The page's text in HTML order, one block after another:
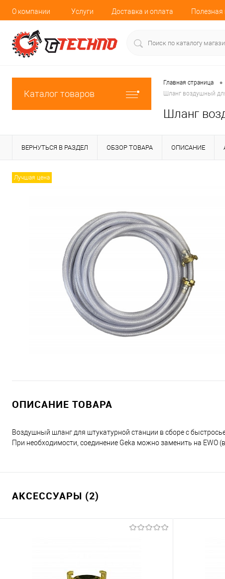
О компании Услуги Доставка и оплата
Каталог товаров
Главная страница •
Шланг воздушный
Шланг
ВЕРНУТЬСЯ В РАЗДЕЛ ОБЗОР ТОВАРА ОПИСАНИЕ
Лучшая цена
ОПИСАНИЕ ТОВАРА
Воздушный шланг для штукатурной станции в сборе с
При необходимости, соединение Geka можно заменить на EWO
АКСЕССУАРЫ (2)